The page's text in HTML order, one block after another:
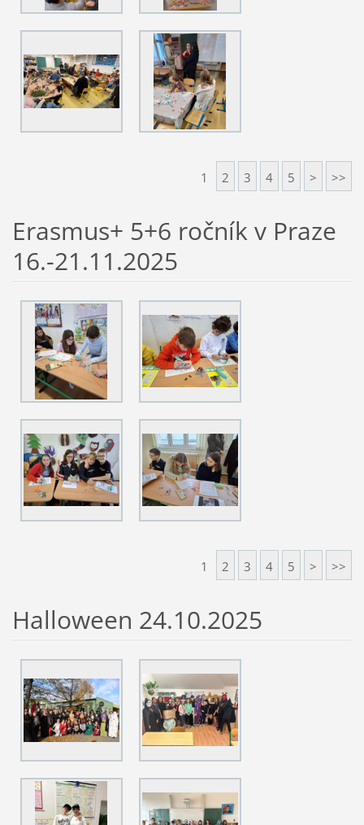
1 2 3 4 5 > >>
Erasmus+ 5+6 ročník v Praze
16.-21.11.2025
1 2 3 4 5 > >>
Halloween 24.10.2025